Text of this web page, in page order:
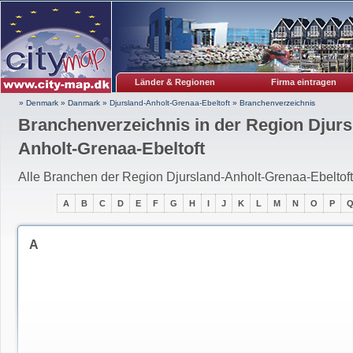
Länder & Regionen Firma eintragen
» Denmark » Danmark » Djursland-Anholt-Grenaa-Ebeltoft » Branchenverzeichnis
Branchenverzeichnis in der Region
Anholt-Grenaa-Ebeltoft
Alle Branchen der Region Djursland-Anholt-Grenaa-
A B C D E F G H I J K L M N O P Q
A